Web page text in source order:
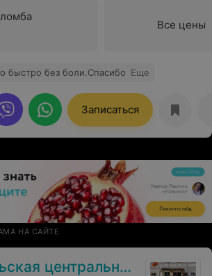
Все цены
быстро без боли.Спасибо Еще
Записаться
НА САЙТЕ
городская стоматологическая поликлиника